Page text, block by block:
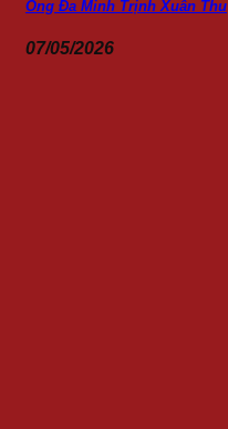
Ông Đa Minh Trịnh Xuân Thu
07/05/2026